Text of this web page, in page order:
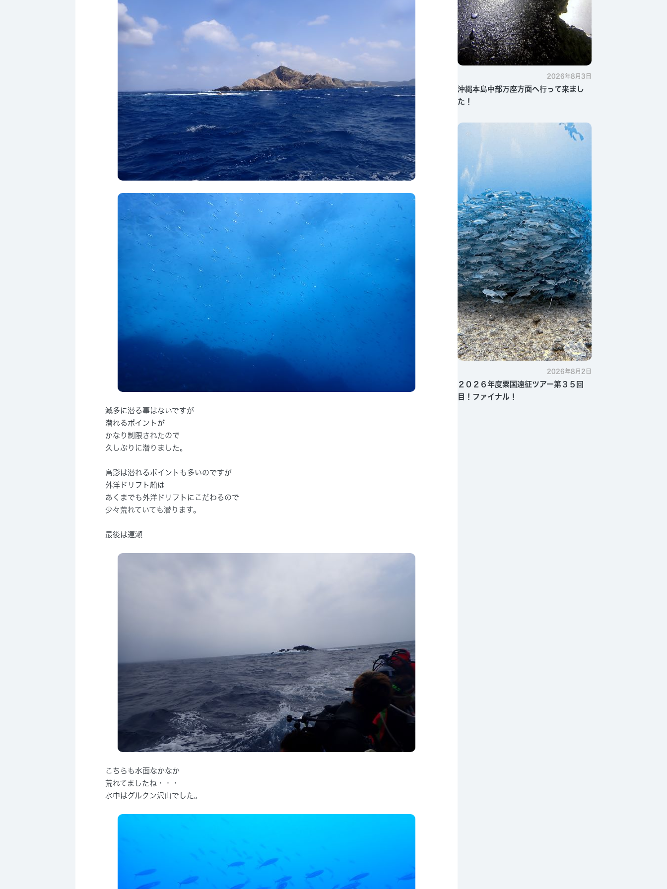
滅多に潜る事はないですが
潜れるポイントが
かなり制限されたので
久しぶりに潜りました。
島影は潜れるポイントも多いのですが
外洋ドリフト船は
あくまでも外洋ドリフトにこだわるので
少々荒れていても潜ります。
最後は運瀬
こちらも水面なかなか
荒れてましたね・・・
水中はグルクン沢山でした。
2026年8月3日
沖縄本島中部万座方面へ行って来まし
た！
2026年8月2日
２０２６年度粟国遠征ツアー第３５回
目！ファイナル！